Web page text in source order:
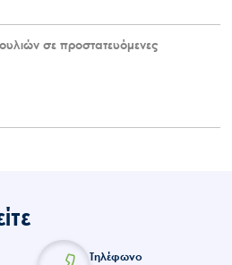
σε προστατευόμενες
Τηλέφωνο